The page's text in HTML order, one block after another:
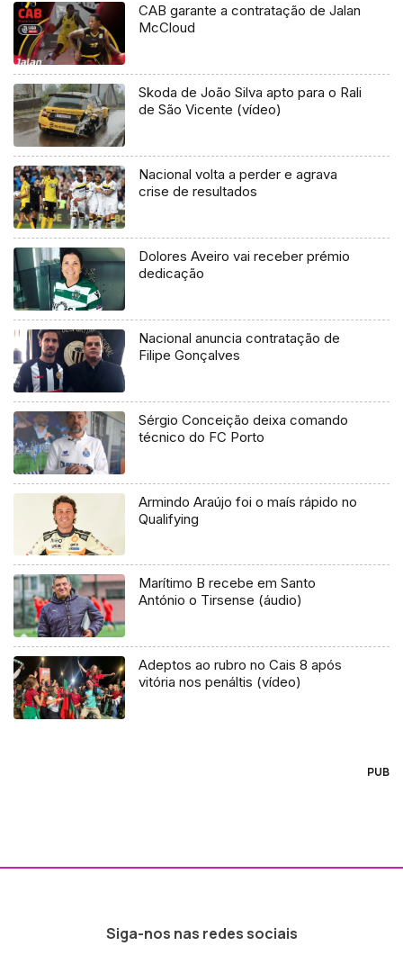
CAB garante a contratação de Jalan
McCloud
Skoda de João Silva apto para o Rali
de São Vicente (vídeo)
Nacional volta a perder e agrava
crise de resultados
Dolores Aveiro vai receber prémio
dedicação
Nacional anuncia contratação de
Filipe Gonçalves
Sérgio Conceição deixa comando
técnico do FC Porto
Armindo Araújo foi o maís rápido no
Qualifying
Marítimo B recebe em Santo
António o Tirsense (áudio)
Adeptos ao rubro no Cais 8 após
vitória nos penáltis (vídeo)
PUB
Siga-nos nas redes sociais